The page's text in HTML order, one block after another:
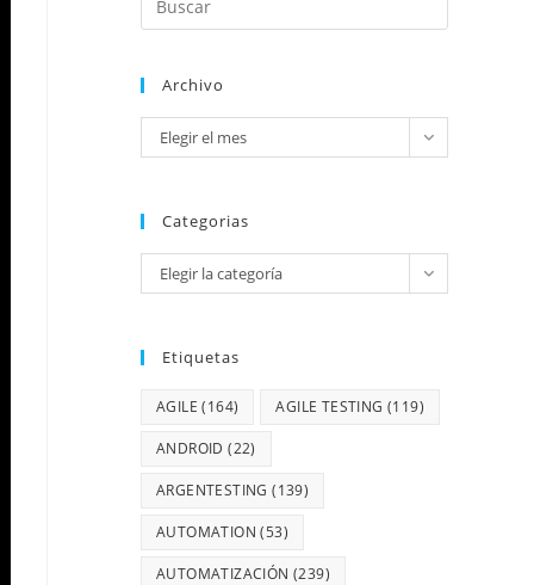
Archivo
Elegir el mes
Categorias
Elegir la categoría
Etiquetas
AGILE (164) AGILE TESTING (119)
ANDROID (22)
ARGENTESTING (139)
AUTOMATION (53)
AUTOMATIZACIÓN (239)